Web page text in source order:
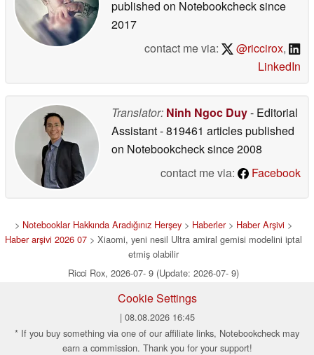
published on Notebookchecksince
2017
contact me via:
@riccirox,
LinkedIn
Translator: Ninh Ngoc Duy- Editorial
Assistant- 819461 articles published
on Notebookchecksince 2008
contact me via:
Facebook
> Notebooklar Hakkında Aradığınız Herşey > Haberler> Haber Arşivi >
Haber arşivi 2026 07 > Xiaomi, yeni nesil Ultra amiral gemisi modelini iptal
etmiş olabilir
Ricci Rox, 2026-07- 9 (Update: 2026-07- 9)
Cookie Settings
| 08.08.2026 16:45
* If you buy something via one of our affiliate links, Notebookcheck may
earn a commission. Thank you for your support!